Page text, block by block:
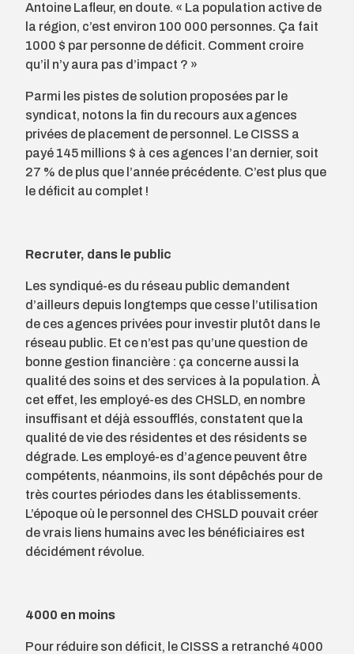
Antoine Lafleur, en doute. « La population active de
la région, c’est environ 100 000 personnes. Ça fait
1000 $ par personne de déficit. Comment croire
qu’il n’y aura pas d’impact ? »
Parmi les pistes de solution proposées par le
syndicat, notons la fin du recours aux agences
privées de placement de personnel. Le CISSS a
payé 145 millions $ à ces agences l’an dernier, soit
27 % de plus que l’année précédente. C’est plus que
le déficit au complet !
Recruter, dans le public
Les syndiqué-es du réseau public demandent
d’ailleurs depuis longtemps que cesse l’utilisation
de ces agences privées pour investir plutôt dans le
réseau public. Et ce n’est pas qu’une question de
bonne gestion financière : ça concerne aussi la
qualité des soins et des services à la population. À
cet effet, les employé-es des CHSLD, en nombre
insuffisant et déjà essoufflés, constatent que la
qualité de vie des résidentes et des résidents se
dégrade. Les employé-es d’agence peuvent être
compétents, néanmoins, ils sont dépêchés pour de
très courtes périodes dans les établissements.
L’époque où le personnel des CHSLD pouvait créer
de vrais liens humains avec les bénéficiaires est
décidément révolue.
4000 en moins
Pour réduire son déficit, le CISSS a retranché 4000